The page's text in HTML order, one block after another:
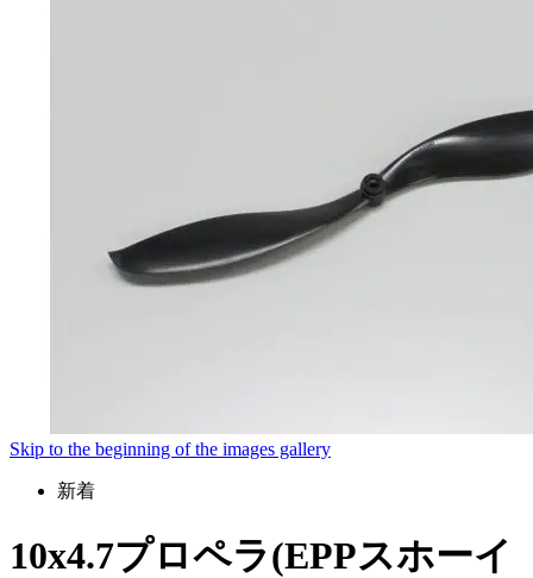
Skip to the beginning of the images gallery
新着
10x4.7プロペラ(EPPスホーイ